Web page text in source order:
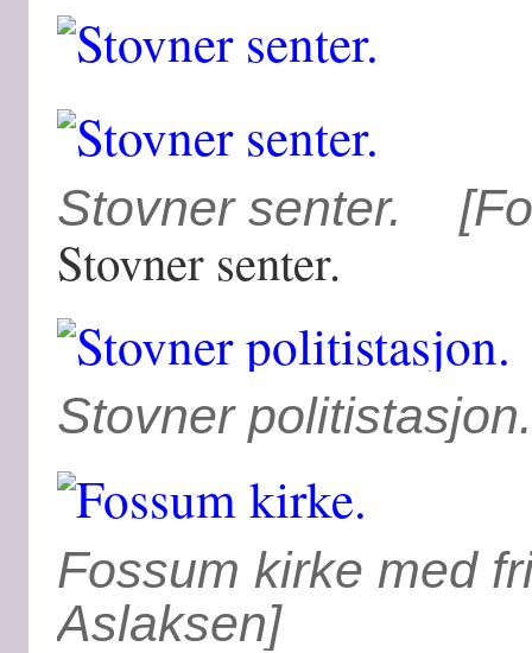
Stovner senter.
Stovner senter.
Stovner
Fossum kirke med
Aslaksen]